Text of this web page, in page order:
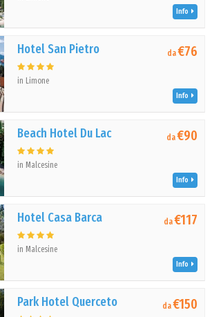
Info
Hotel San Pietro
in Limone
da€76
Info
Beach Hotel Du Lac
in Malcesine
da€90
Info
Hotel Casa Barca
in Malcesine
da€117
Info
Park Hotel Querceto da€150